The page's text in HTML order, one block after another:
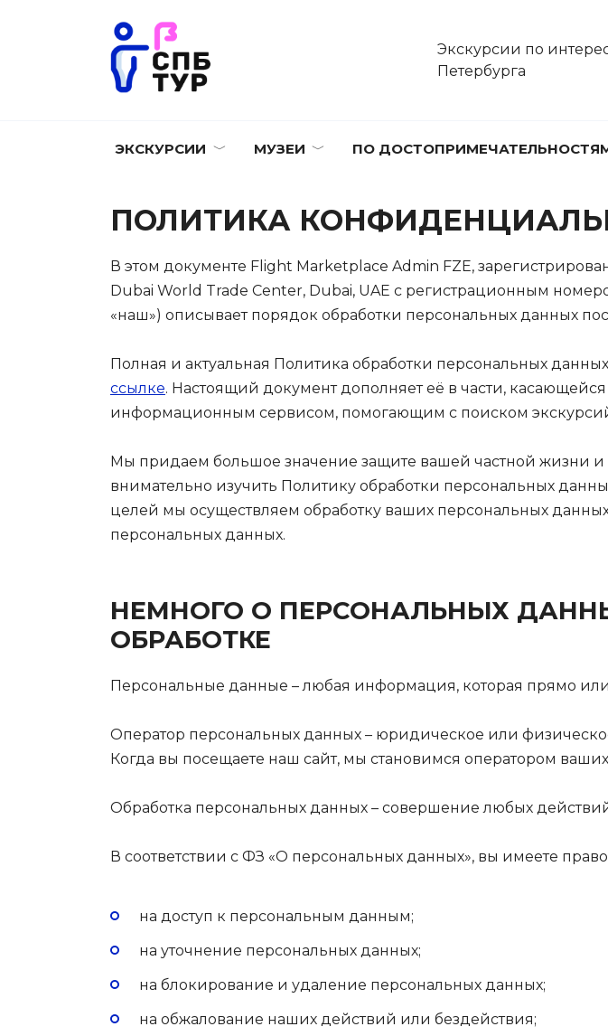
Экскурсии по
Петербурга
ЭКСКУРСИИ МУЗЕИ ПО
ПОЛИТИКА
В этом документе Flight Marketplace Admin FZE,
Dubai World Trade Center, Dubai, UAE с регистрационным
«наш») описывает порядок обработки персональных данных
Полная и актуальная Политика обработки персональных
ссылке. Настоящий документ дополняет её в части,
информационным сервисом, помогающим с поиском
Мы придаем большое значение защите вашей частной жизни
внимательно изучить Политику обработки персональных
целей мы осуществляем обработку ваших персональных
персональных данных.
НЕМНОГО О ПЕРСОНАЛЬНЫХ
ОБРАБОТКЕ
Персональные данные – любая информация, которая прямо
Оператор персональных данных – юридическое или
Когда вы посещаете наш сайт, мы становимся оператором
Обработка персональных данных – совершение любых
В соответствии с ФЗ «О персональных данных», вы имеете
на доступ к персональным данным;
на уточнение персональных данных;
на блокирование и удаление персональных данных;
на обжалование наших действий или бездействия;